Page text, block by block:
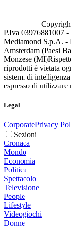
P.Iva 03976881007
Mediamond S.p.A. -
Amsterdam (Paesi
Monzese (MI)
riprodotti è vietata
sistemi di
espresso di utilizzare
Legal
CorporatePrivacy
Sezioni
Cronaca
Mondo
Economia
Politica
Spettacolo
Televisione
People
Lifestyle
Videogiochi
Donne